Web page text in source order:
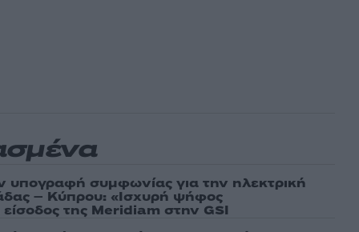
υπογραφή συμφωνίας για την ηλεκτρική
– Κύπρου: «Ισχυρή ψήφος
της Meridiam στην GSI